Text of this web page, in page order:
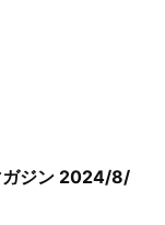
ガジン 2024/8/